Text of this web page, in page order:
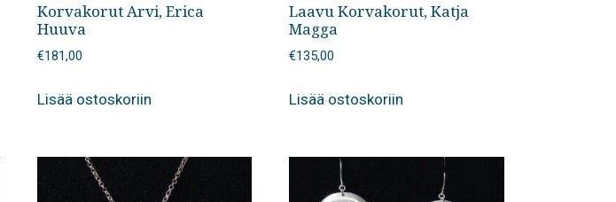
Korvakorut Arvi, Erica
Huuva
€181,00
Lisää ostoskoriin
Laavu Korvakorut, Katja
Magga
€135,00
Lisää ostoskoriin